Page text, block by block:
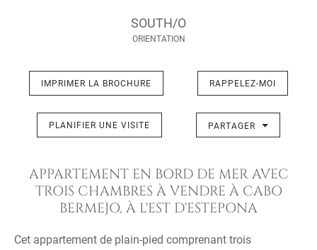
SOUTH/O
ORIENTATION
IMPRIMER LA BROCHURE RAPPELEZ-MOI
PLANIFIER UNE VISITE PARTAGER
APPARTEMENT EN BORD DE MER AVEC
TROIS CHAMBRES À VENDRE À CABO
BERMEJO, À L'EST D'ESTEPONA
Cet appartement de plain-pied comprenant trois